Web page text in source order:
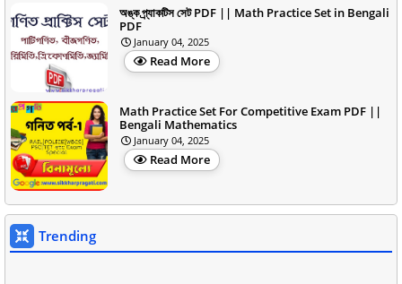
অঙ্ক প্র্যাকটিস সেট PDF || Math Practice Set in Bengali
PDF
January 04, 2025
Read More
Math Practice Set For Competitive Exam PDF ||
Bengali Mathematics
January 04, 2025
Read More
Trending